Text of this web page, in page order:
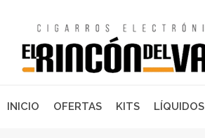
INICIO OFERTAS KITS LÍQUIDOS